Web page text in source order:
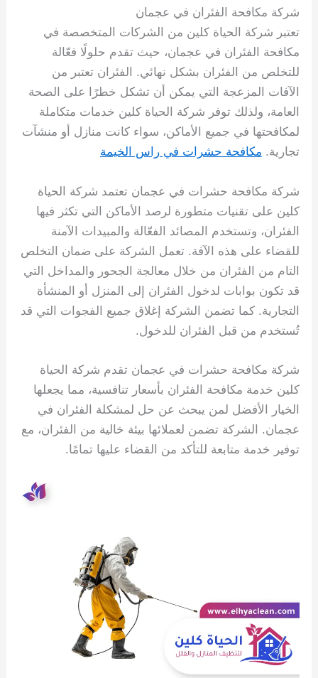
شركة مكافحة الفئران في عجمان
تعتبر شركة الحياة كلين من الشركات المتخصصة في
مكافحة الفئران في عجمان، حيث تقدم حلولًا فعّالة
للتخلص من الفئران بشكل نهائي. الفئران تعتبر من
الآفات المزعجة التي يمكن أن تشكل خطرًا على الصحة
العامة، ولذلك توفر شركة الحياة كلين خدمات متكاملة
لمكافحتها في جميع الأماكن، سواء كانت منازل أو منشآت
تجارية. مكافحة حشرات في راس الخيمة
شركة مكافحة حشرات في عجمان تعتمد شركة الحياة
كلين على تقنيات متطورة لرصد الأماكن التي تكثر فيها
الفئران، وتستخدم المصائد الفعّالة والمبيدات الآمنة
للقضاء على هذه الآفة. تعمل الشركة على ضمان التخلص
التام من الفئران من خلال معالجة الجحور والمداخل التي
قد تكون بوابات لدخول الفئران إلى المنزل أو المنشأة
التجارية. كما تضمن الشركة إغلاق جميع الفجوات التي قد
تُستخدم من قبل الفئران للدخول.
شركة مكافحة حشرات في عجمان تقدم شركة الحياة
كلين خدمة مكافحة الفئران بأسعار تنافسية، مما يجعلها
الخيار الأفضل لمن يبحث عن حل لمشكلة الفئران في
عجمان. الشركة تضمن لعملائها بيئة خالية من الفئران، مع
توفير خدمة متابعة للتأكد من القضاء عليها تمامًا.